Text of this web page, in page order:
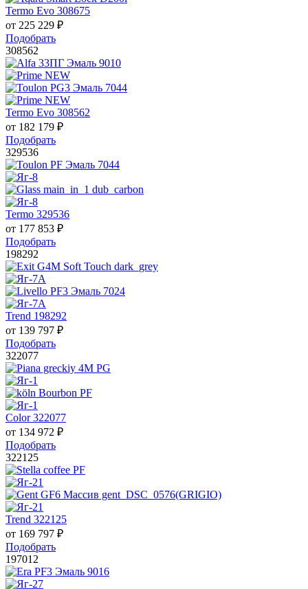
Termo Evo 308675
от 225 229 ₽
Подобрать
308562
Termo Evo 308562
от 182 179 ₽
Подобрать
329536
Termo 329536
от 177 853 ₽
Подобрать
198292
Trend 198292
от 139 797 ₽
Подобрать
322077
Color 322077
от 134 972 ₽
Подобрать
322125
Trend 322125
от 169 797 ₽
Подобрать
197012